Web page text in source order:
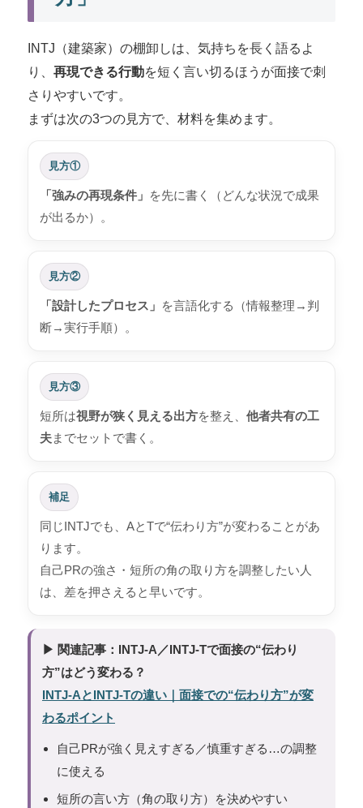
INTJ（建築家）の棚卸しは、気持ちを長く語るよ
り、 再現できる行動を短く言い切るほうが面接で刺
さりやすいです。
まずは次の3つの見方で、材料を集めます。
見方①
「強みの再現条件」
を先に書く（どんな状況で成果
が出るか）。
見方②
「設計したプロセス」
を言語化する（情報整理→判
断→実行手順）。
見方③
短所は視野が狭く見える出方を整え、 他者共有の工
夫までセットで書く。
補足
同じINTJでも、AとTで“伝わり方”が変わることがあ
ります。
自己PRの強さ・短所の角の取り方を調整したい人
は、差を押さえると早いです。
▶ 関連記事：INTJ-A／INTJ-Tで面接の“伝わり
方”はどう変わる？
INTJ-AとINTJ-Tの違い｜面接での“伝わり方”が変
わるポイント
自己PRが強く見えすぎる／慎重すぎる…の調整
に使える
短所の言い方（角の取り方）を決めやすい